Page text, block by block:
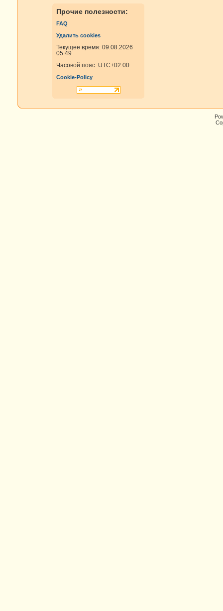
Прочие полезности:
FAQ
Удалить cookies
Текущее время: 09.08.2026
05:49
Часовой пояс: UTC+02:00
Cookie-Policy